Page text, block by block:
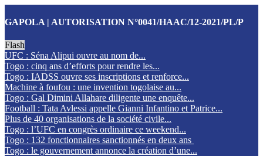
GAPOLA | AUTORISATION N°0041/HAAC/12-2021/PL/P
Flash
UFC : Séna Alipui ouvre au nom de...
Togo : cinq ans d’efforts pour rendre les...
Togo : IADSS ouvre ses inscriptions et renforce...
Machine à foufou : une invention togolaise au...
Togo : Gal Dimini Allahare diligente une enquête...
Football : Tata Avlessi appelle Gianni Infantino et Patrice...
Plus de 40 organisations de la société civile...
Togo : l’UFC en congrès ordinaire ce weekend...
Togo : 132 fonctionnaires sanctionnés en deux ans
Togo : le gouvernement annonce la création d’une...